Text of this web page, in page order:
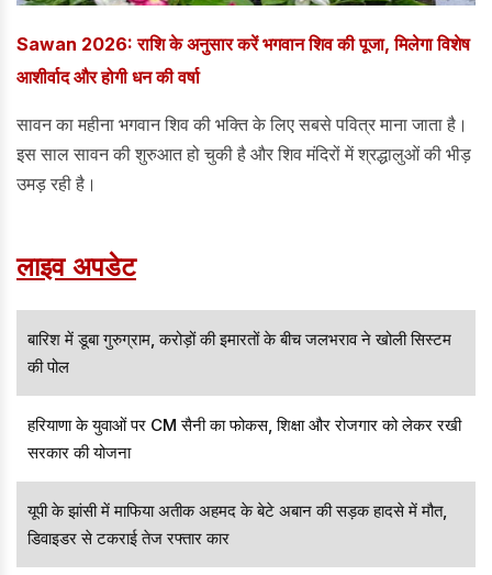
Sawan 2026: राशि के अनुसार करें भगवान शिव की पूजा, मिलेगा विशेष
आशीर्वाद और होगी धन की वर्षा
सावन का महीना भगवान शिव की भक्ति के लिए सबसे पवित्र माना जाता है।
इस साल सावन की शुरुआत हो चुकी है और शिव मंदिरों में श्रद्धालुओं की भीड़
उमड़ रही है।
लाइव अपडेट
बारिश में डूबा गुरुग्राम, करोड़ों की इमारतों के बीच जलभराव ने खोली सिस्टम
की पोल
हरियाणा के युवाओं पर CM सैनी का फोकस, शिक्षा और रोजगार को लेकर रखी
सरकार की योजना
यूपी के झांसी में माफिया अतीक अहमद के बेटे अबान की सड़क हादसे में मौत,
डिवाइडर से टकराई तेज रफ्तार कार